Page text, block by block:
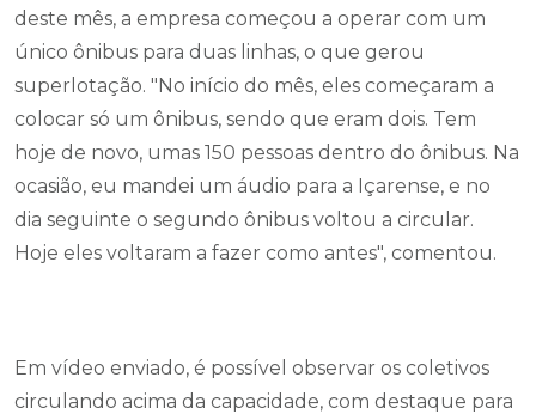
superlotação. "No início do mês, eles começaram a
colocar só um ônibus, sendo que eram dois. Tem
hoje de novo, umas 150 pessoas dentro do ônibus. Na
ocasião, eu mandei um áudio para a Içarense, e no
dia seguinte o segundo ônibus voltou a circular.
Hoje eles voltaram a fazer como antes", comentou.
o cobrador, que não tem lugar para se sentar e
precisou ficar pendurado no corrimão.